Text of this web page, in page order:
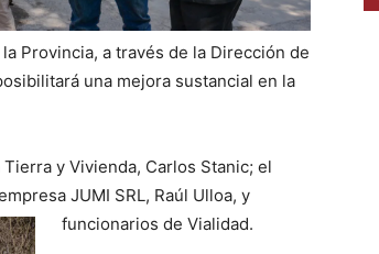
Provincia, a través de la Dirección de
una mejora sustancial en la
y Vivienda, Carlos Stanic; el
JUMI SRL, Raúl Ulloa, y
funcionarios de Vialidad.